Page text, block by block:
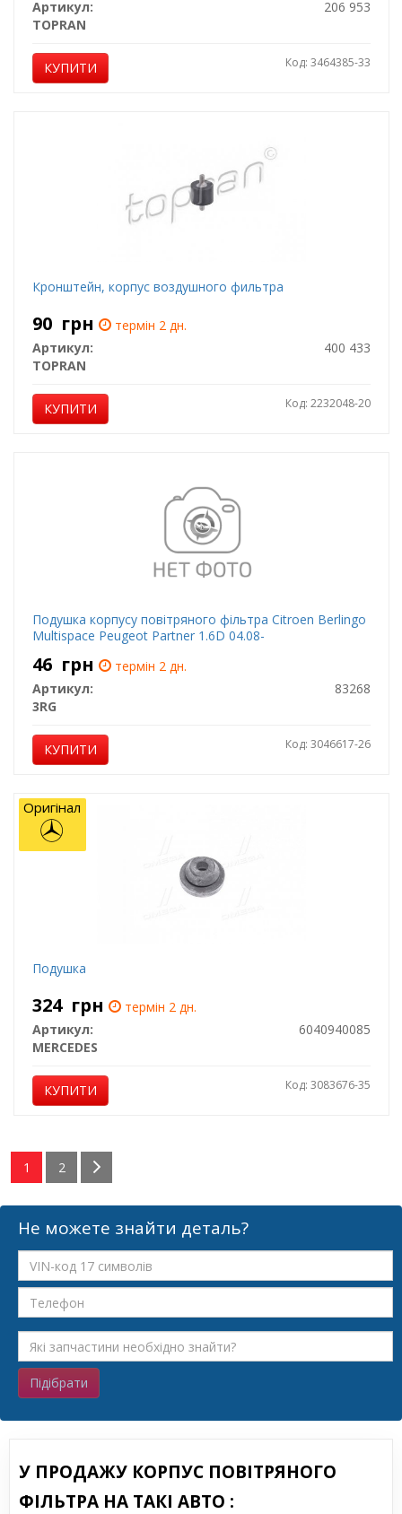
Артикул:
206 953
TOPRAN
КУПИТИ Код: 3464385-33
Кронштейн, корпус воздушного фильтра
90 грн
термін 2 дн.
Артикул:
400 433
TOPRAN
КУПИТИ Код: 2232048-20
Подушка корпусу повітряного фільтра Citroen Berlingo
Multispace Peugeot Partner 1.6D 04.08-
46 грн
термін 2 дн.
Артикул:
83268
3RG
КУПИТИ Код: 3046617-26
Подушка
324 грн
термін 2 дн.
Артикул:
6040940085
MERCEDES
КУПИТИ Код: 3083676-35
Оригінал
1 2
Не можете знайти деталь?
Підібрати
У ПРОДАЖУ КОРПУС ПОВІТРЯНОГО
ФІЛЬТРА НА ТАКІ АВТО :